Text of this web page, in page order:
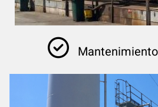
Mantenimiento